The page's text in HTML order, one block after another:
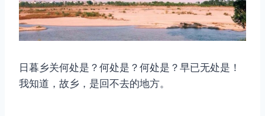
日暮乡关何处是？何处是？何处是？早已无处是！
我知道，故乡，是回不去的地方。